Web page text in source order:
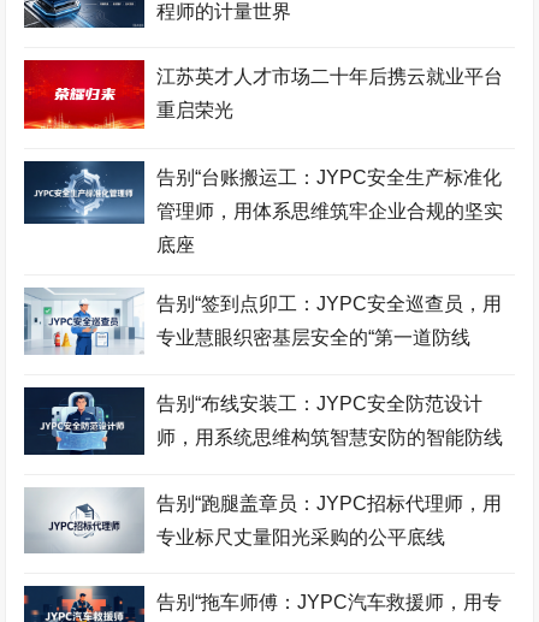
程师的计量世界
江苏英才人才市场二十年后携云就业平台
重启荣光
告别“台账搬运工：JYPC安全生产标准化
管理师，用体系思维筑牢企业合规的坚实
底座
告别“签到点卯工：JYPC安全巡查员，用
专业慧眼织密基层安全的“第一道防线
告别“布线安装工：JYPC安全防范设计
师，用系统思维构筑智慧安防的智能防线
告别“跑腿盖章员：JYPC招标代理师，用
专业标尺丈量阳光采购的公平底线
告别“拖车师傅：JYPC汽车救援师，用专